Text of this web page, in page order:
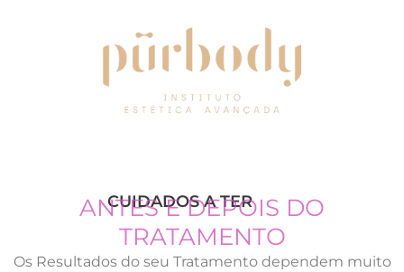
CUIDADOS A TER
ANTES E DEPOIS DO
TRATAMENTO
Os Resultados do seu Tratamento dependem muito